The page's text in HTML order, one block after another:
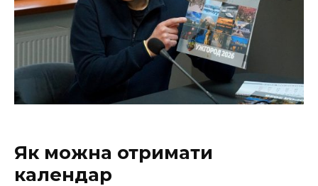
Як можна отримати
календар